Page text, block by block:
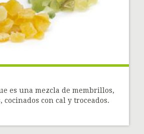
es una mezcla de membrillos,
cocinados con cal y troceados.